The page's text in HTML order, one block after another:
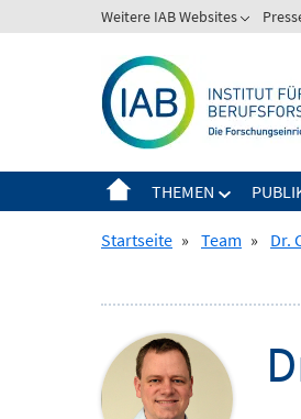
zum
Weitere IAB Websites
Zeige
IAB
THEMEN
Zeige
für
Startseite » Team » Dr.